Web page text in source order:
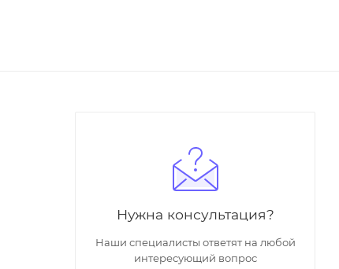
Нужна консультация?
Наши специалисты ответят на любой
интересующий вопрос